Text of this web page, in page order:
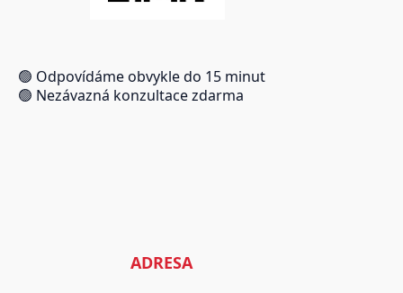
🟢 Odpovídáme obvykle do 15 minut
🟢 Nezávazná konzultace zdarma
ADRESA